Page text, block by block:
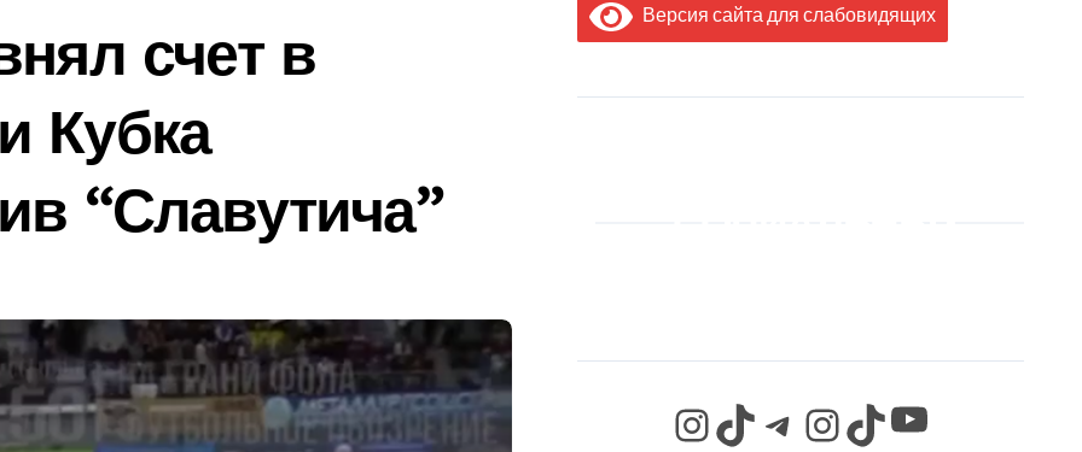
счет в
Кубка
“Славутича”
Версия сайта для слабовидящих
InstagramTikTok Telegram InstagramTikTok YouTube